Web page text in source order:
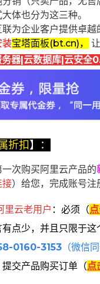
体也分为这三种。
为企业客户提供卓越
装宝塔面板(bt.cn)，
器|云数据库|云安全
折扣】：
次购买阿里云产品的
接）给您，完成账号注
里云老用户 ： 必须 （
点少，并且只限于这
0160-3153 （微信
交产品购买订单（点